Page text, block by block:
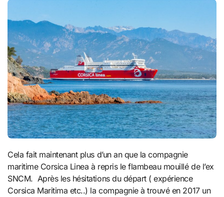
Cela fait maintenant plus d’un an que la compagnie
maritime Corsica Linea à repris le flambeau mouillé de l’ex
SNCM. Après les hésitations du départ ( expérience
Corsica Maritima etc..) la compagnie à trouvé en 2017 un